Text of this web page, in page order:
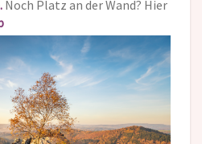
Noch Platz an der Wand? Hier